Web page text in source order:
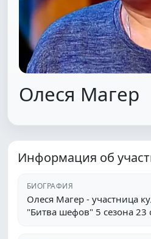
Олеся Магер
Информация об
БИОГРАФИЯ
Олеся Магер - участница
"Битва шефов" 5 сезона 23